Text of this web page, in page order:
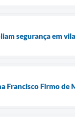
segurança em
Francisco Firmo de